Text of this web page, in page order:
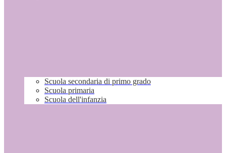
Scuola secondaria di primo grado
Scuola primaria
Scuola dell'infanzia